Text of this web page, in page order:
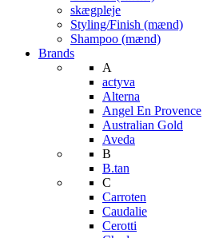
skægpleje
Styling/Finish (mænd)
Shampoo (mænd)
Brands
A
actyva
Alterna
Angel En Provence
Australian Gold
Aveda
B
B.tan
C
Carroten
Caudalie
Cerotti